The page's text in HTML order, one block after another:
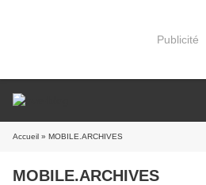
Publicité
Accueil » MOBILE.ARCHIVES
MOBILE.ARCHIVES